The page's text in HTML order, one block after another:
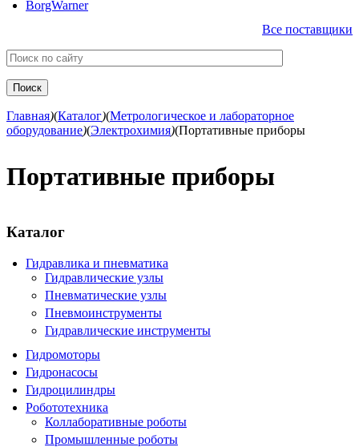
BorgWarner
Все поставщики
Главная)(Каталог)(Метрологическое и лабораторное
оборудование)(Электрохимия)(Портативные приборы
Портативные приборы
Каталог
Гидравлика и пневматика
Гидравлические узлы
Пневматические узлы
Пневмоинструменты
Гидравлические инструменты
Гидромоторы
Гидронасосы
Гидроцилиндры
Робототехника
Коллаборативные роботы
Промышленные роботы